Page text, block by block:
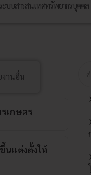
ระบบสารสนเทศทรัพยากรบุคคล
งานอื่น
เกษตร
นแต่งตั้งให้